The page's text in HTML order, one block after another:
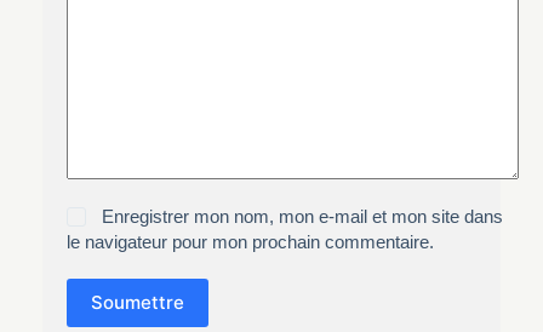
Enregistrer mon nom, mon e-mail et mon site dans
le navigateur pour mon prochain commentaire.
Soumettre